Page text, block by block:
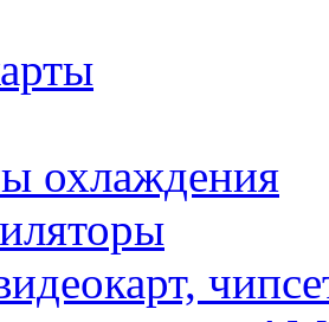
охлаждения